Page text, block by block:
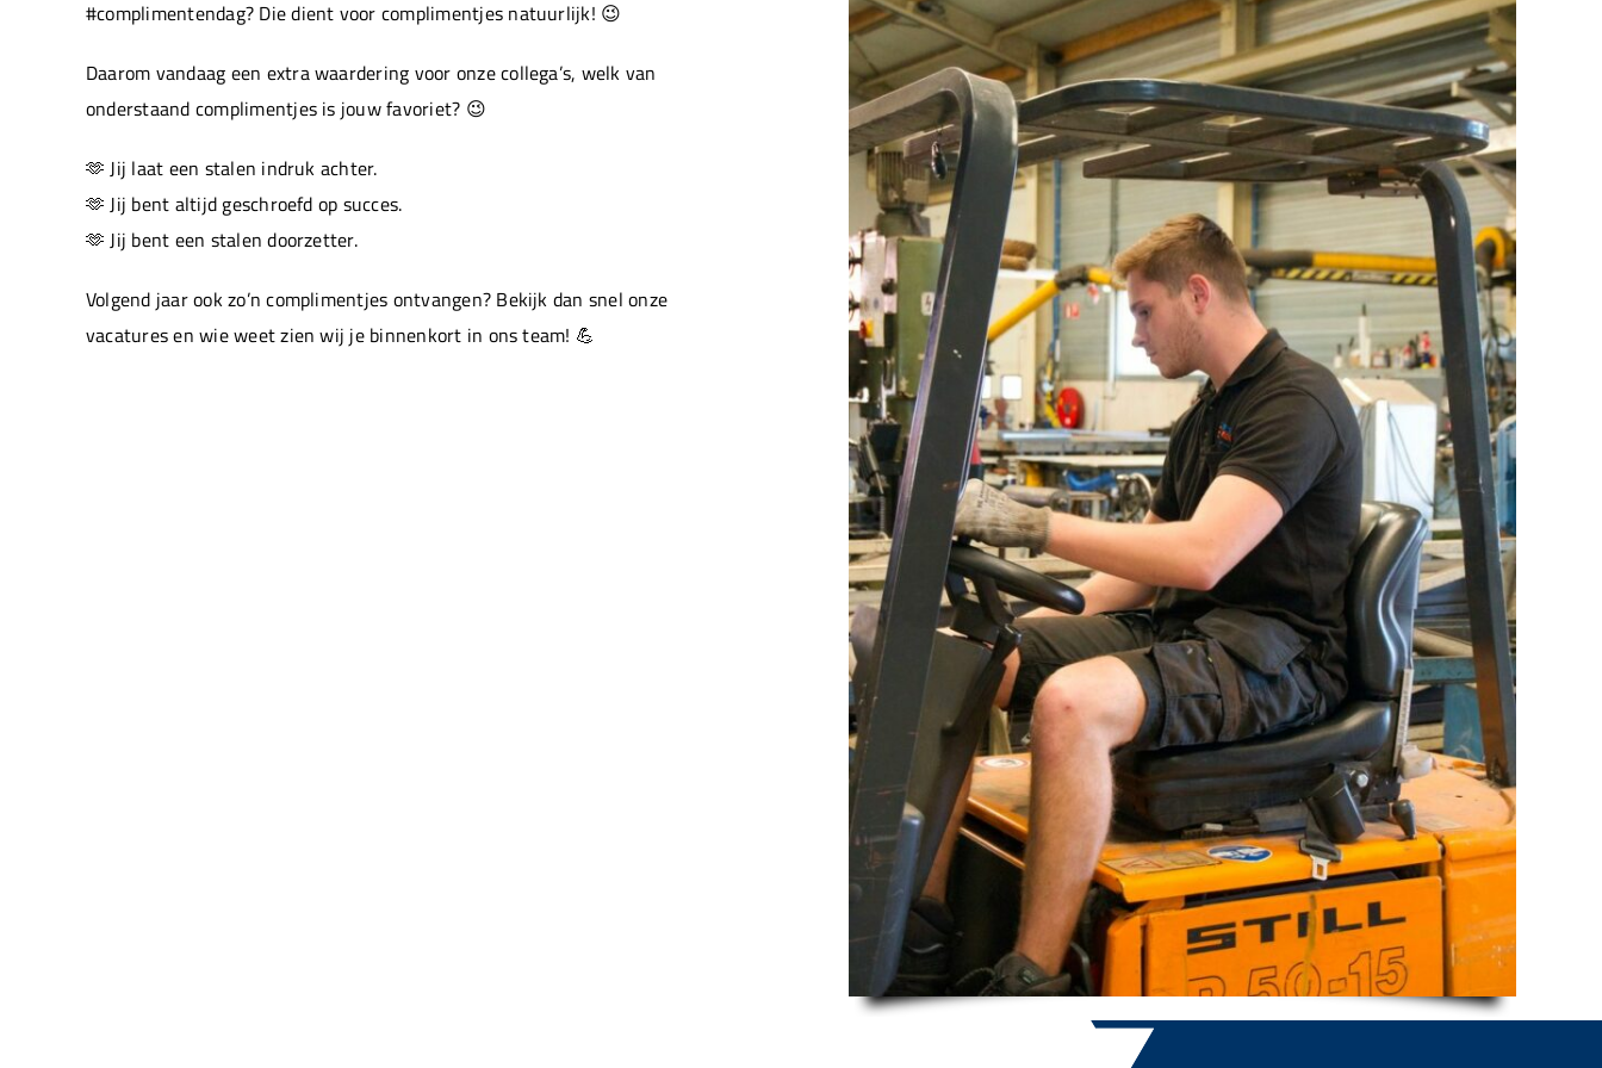
#complimentendag? Die dient voor complimentjes natuurlijk! 😉
Daarom vandaag een extra waardering voor onze collega’s, welk van
onderstaand complimentjes is jouw favoriet? 😉
🫶 Jij laat een stalen indruk achter.
🫶 Jij bent altijd geschroefd op succes.
🫶 Jij bent een stalen doorzetter.
Volgend jaar ook zo’n complimentjes ontvangen? Bekijk dan snel onze
vacatures en wie weet zien wij je binnenkort in ons team! 💪